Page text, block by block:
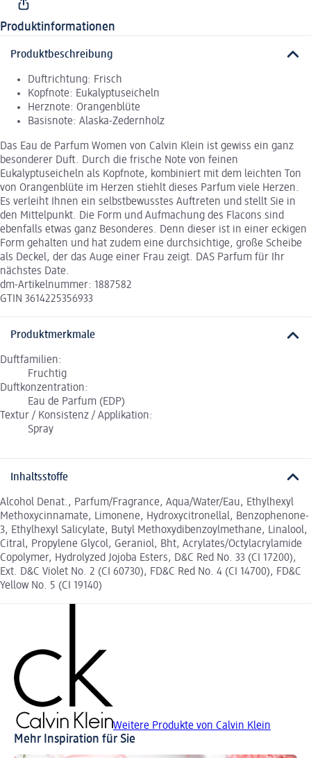
Produktinformationen
Produktbeschreibung
Duftrichtung: Frisch
Kopfnote: Eukalyptuseicheln
Herznote: Orangenblüte
Basisnote: Alaska-Zedernholz
Das Eau de Parfum Women von Calvin Klein ist gewiss ein ganz
besonderer Duft. Durch die frische Note von feinen
Eukalyptuseicheln als Kopfnote, kombiniert mit dem leichten Ton
von Orangenblüte im Herzen stiehlt dieses Parfum viele Herzen.
Es verleiht Ihnen ein selbstbewusstes Auftreten und stellt Sie in
den Mittelpunkt. Die Form und Aufmachung des Flacons sind
ebenfalls etwas ganz Besonderes. Denn dieser ist in einer eckigen
Form gehalten und hat zudem eine durchsichtige, große Scheibe
als Deckel, der das Auge einer Frau zeigt. DAS Parfum für Ihr
nächstes Date.
dm-Artikelnummer: 1887582
GTIN 3614225356933
Produktmerkmale
Duftfamilien:
Fruchtig
Duftkonzentration:
Eau de Parfum (EDP)
Textur / Konsistenz / Applikation:
Spray
Inhaltsstoffe
Alcohol Denat., Parfum/Fragrance, Aqua/Water/Eau, Ethylhexyl
Methoxycinnamate, Limonene, Hydroxycitronellal, Benzophenone-
3, Ethylhexyl Salicylate, Butyl Methoxydibenzoylmethane, Linalool,
Citral, Propylene Glycol, Geraniol, Bht, Acrylates/Octylacrylamide
Copolymer, Hydrolyzed Jojoba Esters, D&C Red No. 33 (CI 17200),
Ext. D&C Violet No. 2 (CI 60730), FD&C Red No. 4 (CI 14700), FD&C
Yellow No. 5 (CI 19140)
Weitere Produkte von Calvin Klein
Mehr Inspiration für Sie